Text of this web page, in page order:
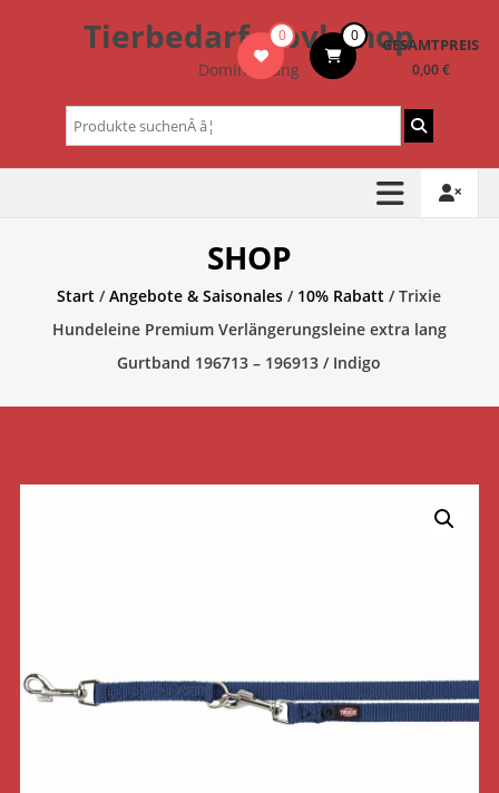
Tierbedarf – bvl-Shop
Dominik Lang
0 0 GESAMTPREIS
0,00 €
Suchen
nach:
SHOP
Start /Angebote & Saisonales / 10% Rabatt / Trixie
Hundeleine Premium Verlängerungsleine extra lang
Gurtband 196713 – 196913 / Indigo